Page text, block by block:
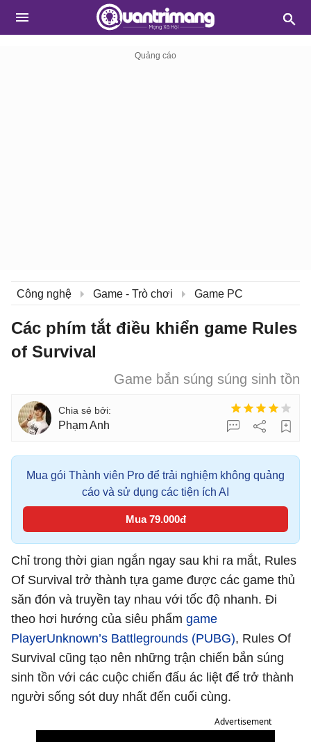
Công nghệ Game - Trò chơi Game PC
Các phím tắt điều khiển game Rules
of Survival
Game bắn súng súng sinh tồn
Phạm Anh
Mua gói Thành viên Pro để trải nghiệm không quảng
cáo và sử dụng các tiện ích AI
Mua 79.000đ
Chỉ trong thời gian ngắn ngay sau khi ra mắt, Rules
Of Survival trở thành tựa game được các game thủ
săn đón và truyền tay nhau với tốc độ nhanh. Đi
theo hơi hướng của siêu phẩm game
PlayerUnknown’s Battlegrounds (PUBG), Rules Of
Survival cũng tạo nên những trận chiến bắn súng
sinh tồn với các cuộc chiến đấu ác liệt để trở thành
người sống sót duy nhất đến cuối cùng.
Advertisement